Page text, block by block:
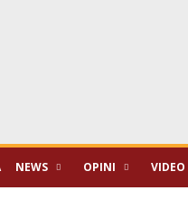
NEWS OPINI VIDEO